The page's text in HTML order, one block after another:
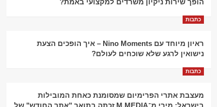
הופך שירות ניקיון משרדים למקצועי באמת?
כתבות
ראיון מיוחד עם Nino Moments – איך הופכים הצעת
נישואין לרגע שלא שוכחים לעולם?
כתבות
מעצבת אתרי הפרימיום שמסומנת כאחת המובילות
בישראל: מירי מ־M.MEDIA זכתה בתואר "אתר החודש" של